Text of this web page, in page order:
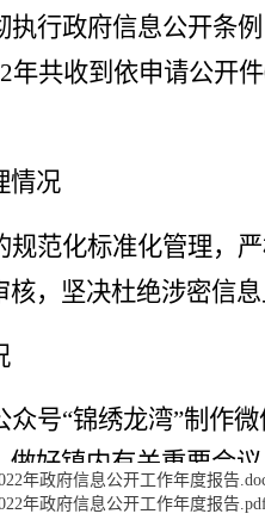
执行政府信息公开条
年共收到依申请公开
情况
规范化标准化管理，
，坚决杜绝涉密信
众号“锦绣龙湾”制作
做好镇内有关重要会
上进行全面报道。二
年政府信息公开工作年度报告
年政府信息公开工作年度报告